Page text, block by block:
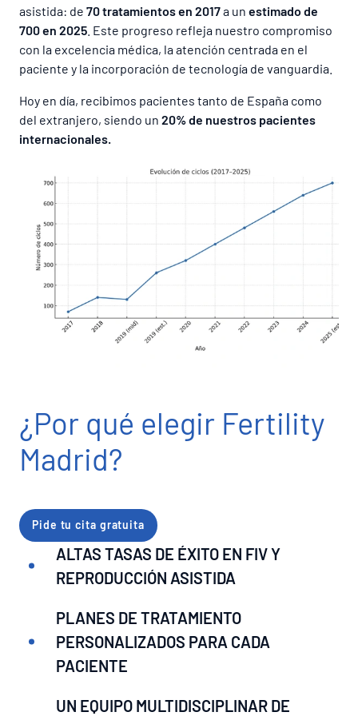
asistida: de 70 tratamientos en 2017a un estimado de
700 en 2025 . Este progreso refleja nuestro compromiso
con la excelencia médica, la atención centrada en el
paciente y la incorporación de tecnología de vanguardia.
Hoy en día, recibimos pacientes tanto de España como
del extranjero, siendo un 20% de nuestros pacientes
internacionales.
¿Por qué elegir Fertility
Madrid?
Pide tu cita gratuita
ALTAS TASAS DE ÉXITO EN FIV Y
REPRODUCCIÓN ASISTIDA
PLANES DE TRATAMIENTO
PERSONALIZADOS PARA CADA
PACIENTE
UN EQUIPO MULTIDISCIPLINAR DE